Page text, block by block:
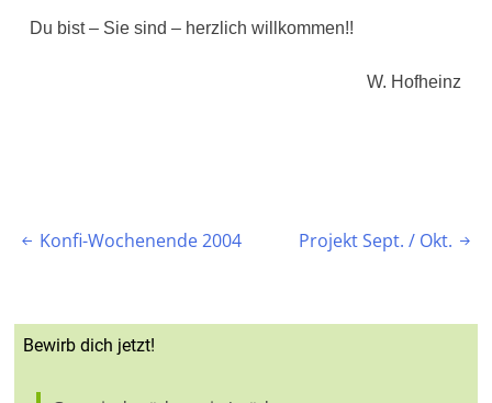
Du bist – Sie sind – herzlich willkommen!!
W. Hofheinz
Beitragsnavigation
 Konfi-Wochenende 2004 Projekt Sept. / Okt. 
Bewirb dich jetzt!